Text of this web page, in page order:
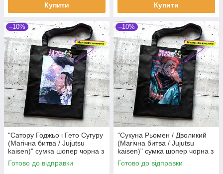
Купити Купити
–10%
"Сатору Годжьо і Гето Сугуру
(Магічна битва / Jujutsu
kaisen)" сумка шопер чорна з
аніме малюнком та кишенею
Готово до відправки
–10%
"Сукуна Рьомен / Дволикий
(Магічна битва / Jujutsu
kaisen)" сумка шопер чорна з
аніме малюнком та кишенею
Готово до відправки